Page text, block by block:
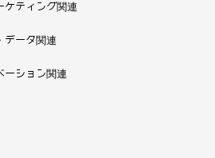
ケティング関連
データ関連
ーション関連